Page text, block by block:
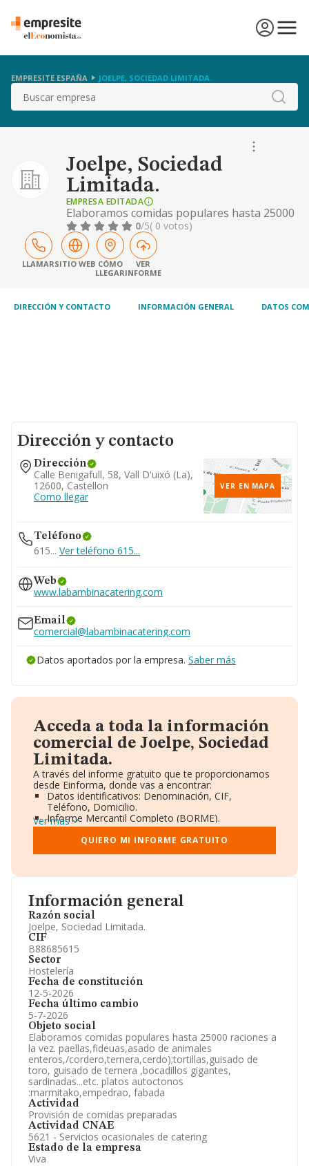
EMPRESITE ESPAÑA JOELPE, SOCIEDAD LIMITADA.
Buscar
Joelpe, Sociedad
Limitada.
EMPRESA EDITADA
Elaboramos comidas populares hasta 25000
raciones a la vez. paellas,fideuas,asado de
animales
enteros,/
de toro, guisado de ternera ,bocadillos
sardinadas...etc. platos autoctonos
0/5( 0 votos)
LLAMARSITIO WEB CÓMO
LLEGAR
VER
INFORME
DIRECCIÓN Y CONTACTO INFORMACIÓN GENERAL DATOS
Información general
Razón social
Joelpe, Sociedad Limitada.
CIF
B88685615
Sector
Hostelería
Fecha de constitución
12-5-2026
Fecha último cambio
5-7-2026
Objeto social
Elaboramos comidas populares hasta 25000 raciones a
la vez. paellas,fideuas,asado de animales
enteros,/cordero,ternera,cerdo);tortillas,guisado de
toro, guisado de ternera ,bocadillos gigantes,
sardinadas...etc. platos autoctonos
:marmitako,empedrao, fabada
Actividad
Provisión de comidas preparadas
Actividad CNAE
5621 - Servicios ocasionales de catering
Estado de la empresa
Viva
Dirección y contacto
Dirección
Calle Benigafull, 58, Vall D'uixó (la),
12600, Castellon
Como llegar
VER EN MAPA
Teléfono
615... Ver teléfono 615...
Web
www.labambinacatering.com
Email
comercial@labambinacatering.com
Datos aportados por la empresa. Saber más
Acceda a toda la información
comercial de Joelpe, Sociedad
Limitada.
A través del informe gratuito que te proporcionamos
desde Einforma, donde vas a encontrar:
Datos identificativos: Denominación, CIF,
Teléfono, Domicilio.
Informe Mercantil Completo (BORME).
Gráficos de Evolución Ventas y Empleados.
Consejo de Administración y Administradores.
Directivos y Ejecutivos.
Información oficial y registral complementaria.
Ver más
QUIERO MI INFORME GRATUITO